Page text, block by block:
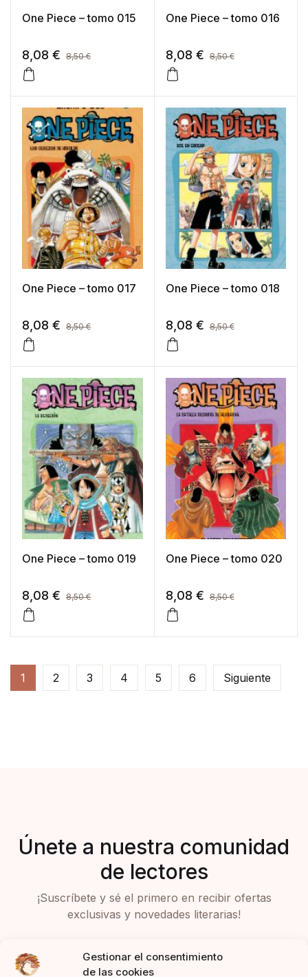
Gestionar el consentimiento
de las cookies
One Piece – tomo 015
8,08 € 8,50€
One Piece – tomo 016
8,08 € 8,50€
One Piece – tomo 017
8,08 € 8,50€
One Piece – tomo 018
8,08 € 8,50€
One Piece – tomo 019
8,08 € 8,50€
One Piece – tomo 020
8,08 € 8,50€
1 2 3 4 5 6 Siguiente
Únete a nuestra comunidad
de lectores
¡Suscríbete y sé el primero en recibir ofertas
exclusivas y novedades literarias!